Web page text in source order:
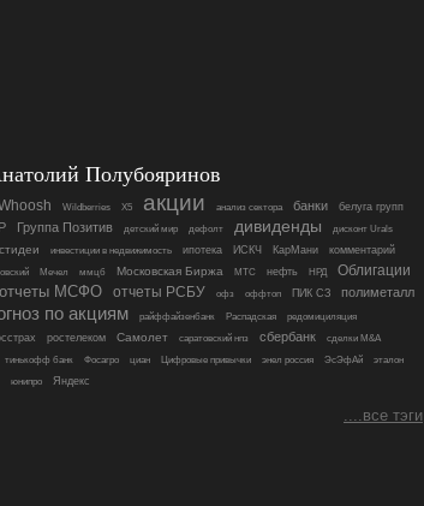
Полубояринов
Wildberries X5 акции анализ сектора банки
белуга групп
Группа Позитив детский мир дефолт дивиденды
дисконт Urals
инвестиции в недвижимость ипотека ИСКЧ КарМани комментарий
Мечел ммцб Московская Биржа МТС нефть НРД Облигации
отчеты МСФО отчеты РСБУ офз оффтоп ПИК СЗ полиметалл
по акциям райффайзенбанк Распадская редомициляция
ростелеком Самолет саратовский нпз сбербанк сделки M&A
тинькофф банк Фосагро циан Цифровые привычки энел россия ЭсЭфАй
эталон
юнипро
Яндекс
....все тэги